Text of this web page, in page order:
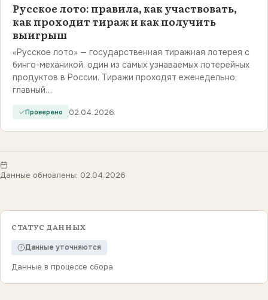
Русское лото: правила, как участвовать,
как проходит тираж и как получить
выигрыш
«Русское лото» — государственная тиражная лотерея с
бинго-механикой, один из самых узнаваемых лотерейных
продуктов в России. Тиражи проходят еженедельно;
главный…
Проверено 02.04.2026
Данные обновлены: 02.04.2026
СТАТУС ДАННЫХ
Данные уточняются
Данные в процессе сбора.